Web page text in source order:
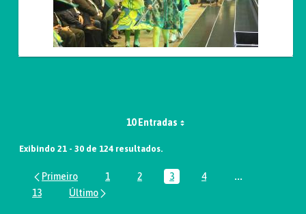
10 Entradas
Exibindo 21 - 30 de 124 resultados.
Página
1 Página
2 Página
3 Página
4 ...Páginas
Página
13